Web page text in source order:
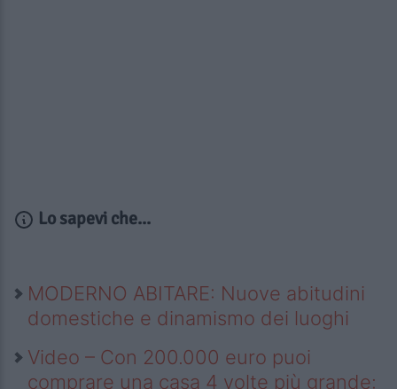
Lo sapevi che...
MODERNO ABITARE: Nuove abitudini
domestiche e dinamismo dei luoghi
Video – Con 200.000 euro puoi
comprare una casa 4 volte più grande: